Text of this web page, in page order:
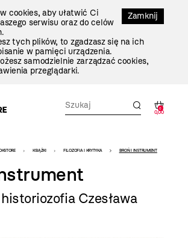
Zamknij
cookies, aby ułatwić Ci
serwisu oraz do celów
tych plików, to zgadzasz się na ich
w pamięci urządzenia.
samodzielnie zarządzać cookies,
przeglądarki.
0
0,00
KSIĄŻKI FILOZOFIA I KRYTYKA BROŃ I INSTRUMENT
Czesława